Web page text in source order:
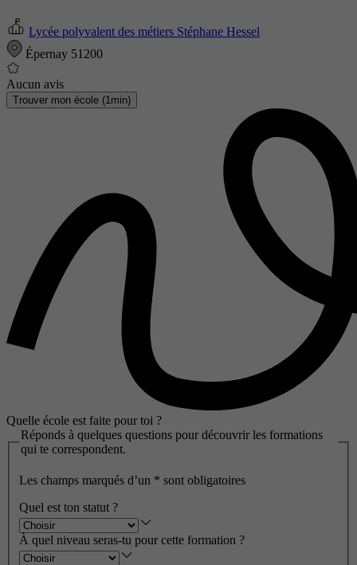
Lycée polyvalent des métiers Stéphane Hessel
Épernay 51200
Aucun avis
Trouver mon école (1min)
Quelle école est faite pour toi ?
Réponds à quelques questions pour découvrir les formations
qui te correspondent.
Les champs marqués d’un * sont obligatoires
Quel est ton statut ?
À quel niveau seras-tu pour cette formation ?